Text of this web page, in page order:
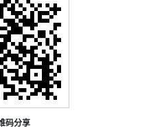
码分享